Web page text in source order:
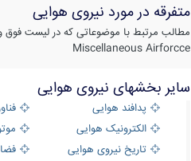
متفرقه در مورد نیروی هوایی
مطالب مرتبط با موضوعاتی که در لیست فوق
Miscellaneous Airforcce
سایر بخشهای نیروی هوایی
پدافند هوایی
الکترونیک هوایی
تاریخ نیروی هوایی